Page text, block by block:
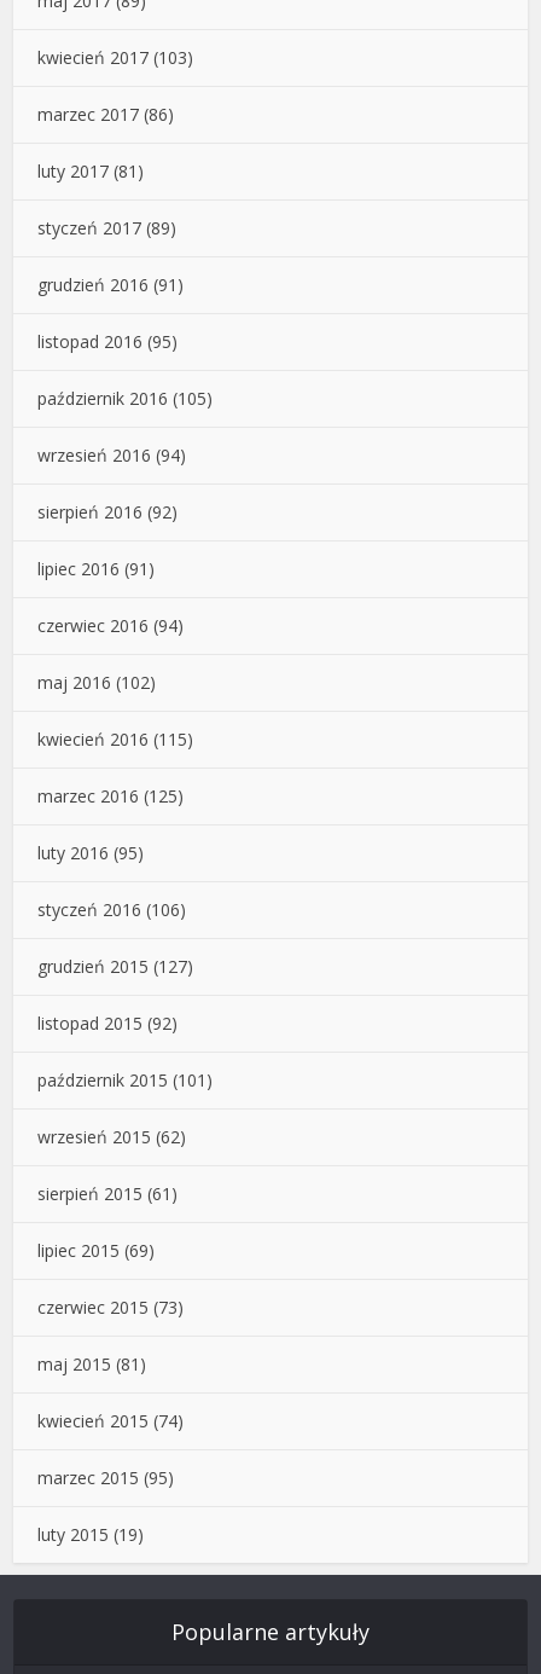
kwiecień 2017 (103)
marzec 2017 (86)
luty 2017 (81)
styczeń 2017 (89)
grudzień 2016 (91)
listopad 2016 (95)
październik 2016 (105)
wrzesień 2016 (94)
sierpień 2016 (92)
lipiec 2016 (91)
czerwiec 2016 (94)
maj 2016 (102)
kwiecień 2016 (115)
marzec 2016 (125)
luty 2016 (95)
styczeń 2016 (106)
grudzień 2015 (127)
listopad 2015 (92)
październik 2015 (101)
wrzesień 2015 (62)
sierpień 2015 (61)
lipiec 2015 (69)
czerwiec 2015 (73)
maj 2015 (81)
kwiecień 2015 (74)
marzec 2015 (95)
luty 2015 (19)
Popularne artykuły